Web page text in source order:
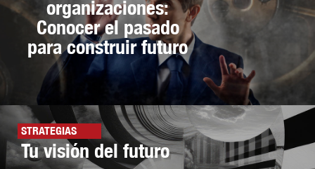
organizaciones:
Conocer el pasado
para construir futuro
STRATEGIAS
Tu visión del futuro